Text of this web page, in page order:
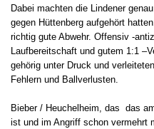
Dabei machten die Lindener
gegen Hüttenberg aufgehört
richtig gute Abwehr. Offensiv -
Laufbereitschaft und gutem 1:1
gehörig unter Druck und
Fehlern und Ballverlusten.
Bieber / Heuchelheim, das das
ist und im Angriff schon vermehrt